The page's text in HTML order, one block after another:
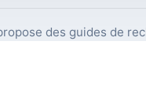
des guides de